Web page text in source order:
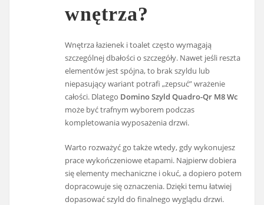
wnętrza?
Wnętrza łazienek i toalet często wymagają
szczególnej dbałości o szczegóły. Nawet jeśli reszta
elementów jest spójna, to brak szyldu lub
niepasujący wariant potrafi „zepsuć” wrażenie
całości. Dlatego Domino Szyld Quadro-Qr M8 Wc
może być trafnym wyborem podczas
kompletowania wyposażenia drzwi.
Warto rozważyć go także wtedy, gdy wykonujesz
prace wykończeniowe etapami. Najpierw dobiera
się elementy mechaniczne i okuć, a dopiero potem
dopracowuje się oznaczenia. Dzięki temu łatwiej
dopasować szyld do finalnego wyglądu drzwi.